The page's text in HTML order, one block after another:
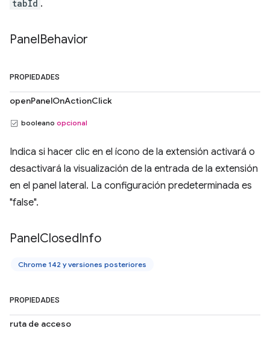
tabId .
PanelBehavior
PROPIEDADES
openPanelOnActionClick
booleano opcional
Indica si hacer clic en el ícono de la extensión activará o
desactivará la visualización de la entrada de la extensión
en el panel lateral. La configuración predeterminada es
"false".
PanelClosedInfo
Chrome 142 y versiones posteriores
PROPIEDADES
ruta de acceso